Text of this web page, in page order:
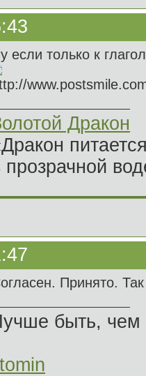
если только к
Дракон
прозрачной
Принято.
быть, чем